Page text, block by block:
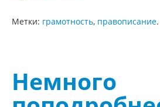
Метки: грамотность, правописание.
Немного